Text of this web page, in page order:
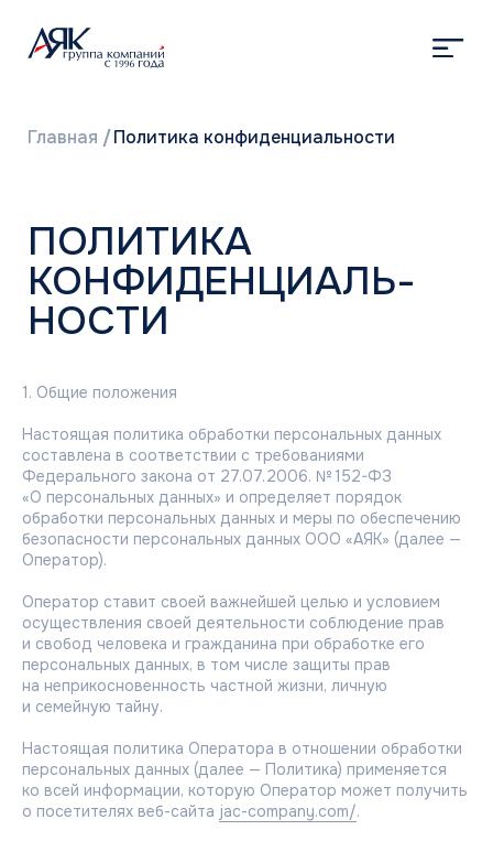
КОНФИДЕНЦИАЛЬ-
НОСТИ
1. Общие положения
Настоящая политика обработки персональных данных
составлена в соответствии с требованиями
Федерального закона от 27.07.2006. № 152-ФЗ
«О персональных данных» и определяет порядок
обработки персональных данных и меры по обеспечению
безопасности персональных данных ООО «АЯК» (далее —
Оператор).
Оператор ставит своей важнейшей целью и условием
осуществления своей деятельности соблюдение прав
и свобод человека и гражданина при обработке его
персональных данных, в том числе защиты прав
на неприкосновенность частной жизни, личную
и семейную тайну.
Настоящая политика Оператора в отношении обработки
персональных данных (далее — Политика) применяется
ко всей информации, которую Оператор может получить
о посетителях веб-сайта jac-company.com/.